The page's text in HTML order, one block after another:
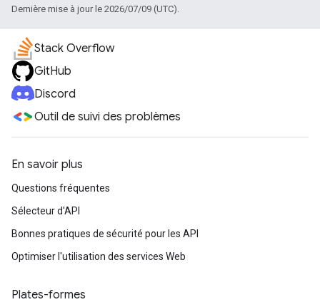
Dernière mise à jour le 2026/07/09 (UTC).
Stack Overflow
GitHub
Discord
Outil de suivi des problèmes
En savoir plus
Questions fréquentes
Sélecteur d'API
Bonnes pratiques de sécurité pour les API
Optimiser l'utilisation des services Web
Plates-formes